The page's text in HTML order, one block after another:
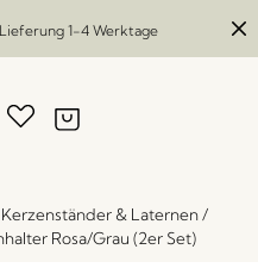
1-4 Werktage
Kerzenständer & Laternen/
Rosa/Grau (2er Set)